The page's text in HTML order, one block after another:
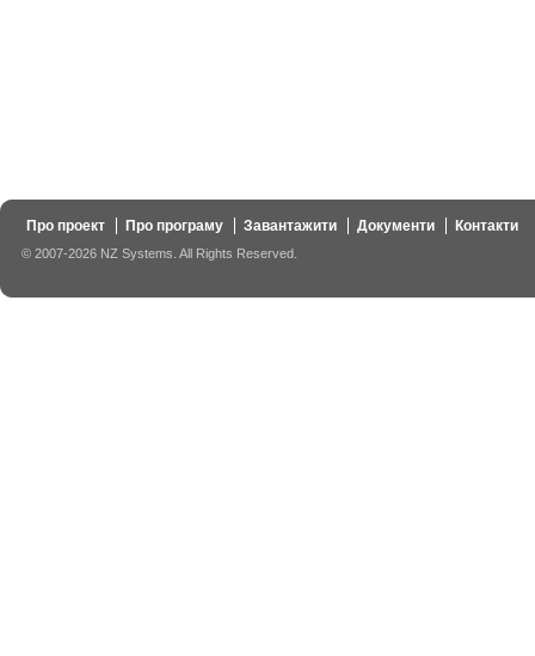
Про проект Про програму Завантажити Документи Контакти
© 2007-2026 NZ Systems. All Rights Reserved.